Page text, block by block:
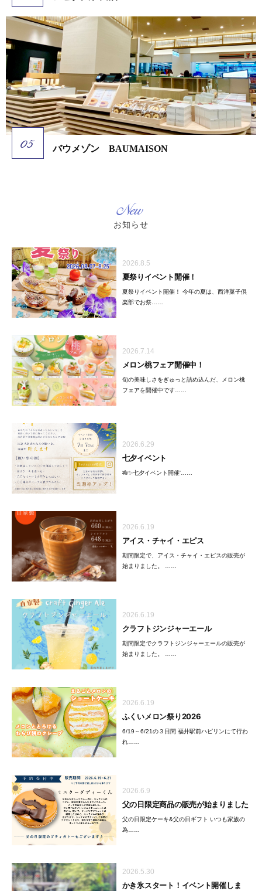
バウメゾン BAUMAISON
New
お知らせ
2026.8.5
夏祭りイベント開催！
夏祭りイベント開催！ 今年の夏は、西洋菓子倶
楽部でお祭……
2026.7.14
メロン桃フェア開催中！
旬の美味しさをぎゅっと詰め込んだ、メロン桃
フェアを開催中です……
2026.6.29
七夕イベント
🎋✨七夕イベント開催'……
2026.6.19
アイス・チャイ・エピス
期間限定で、アイス・チャイ・エピスの販売が
始まりました。 ……
2026.6.19
クラフトジンジャーエール
期間限定でクラフトジンジャーエールの販売が
始まりました。 ……
2026.6.19
ふくいメロン祭り2026
6/19～6/21の３日間 福井駅前ハピリンにて行わ
れ……
2026.6.9
父の日限定商品の販売が始まりました
父の日限定ケーキ&父の日ギフト いつも家族の
為……
2026.5.30
かき氷スタート！イベント開催しま